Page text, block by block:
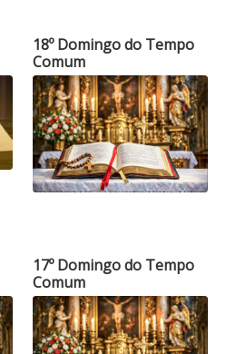
18º Domingo do Tempo
Comum
17º Domingo do Tempo
Comum